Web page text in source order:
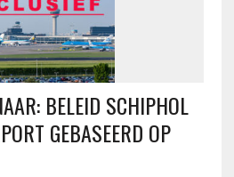
BELEID SCHIPHOL
GEBASEERD OP